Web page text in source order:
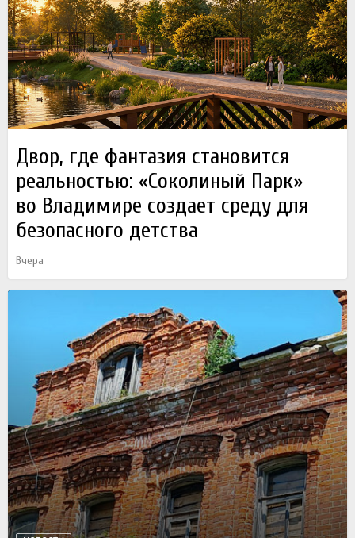
Двор, где фантазия становится
реальностью: «Соколиный Парк»
во Владимире создает среду для
безопасного детства
Вчера